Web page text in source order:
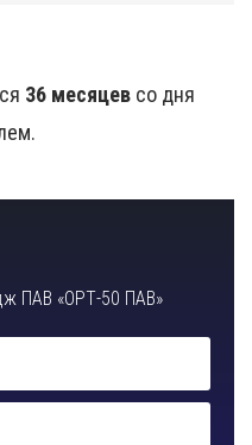
36 месяцев со дня
ПАВ «ОРТ-50 ПАВ»